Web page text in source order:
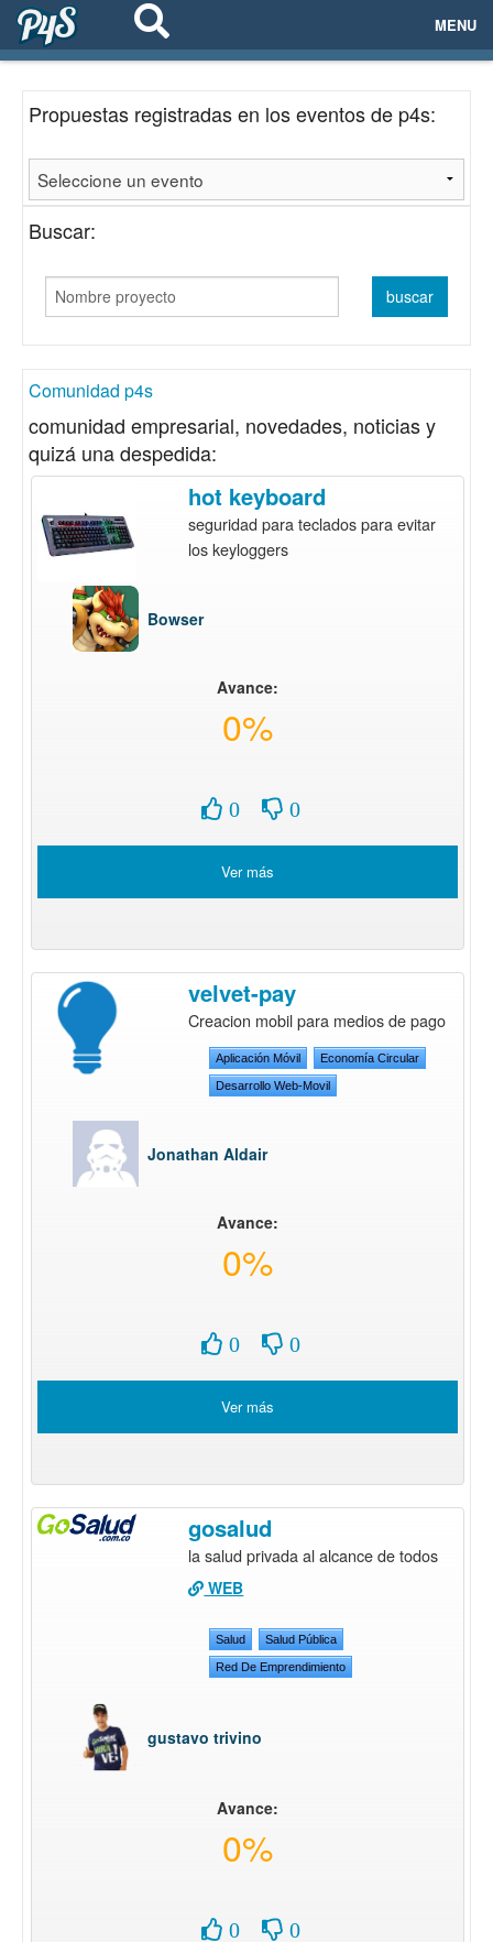
MENU
EVENTOS
EMPRESAS
PROYECTOS
NETWORKING
Propuestas registradas en los eventos de p4s:
Buscar:
Comunidad p4s
comunidad empresarial, novedades, noticias y
quizá una despedida:
hot keyboard
seguridad para teclados para evitar
los keyloggers
Bowser
Avance:
0%
0 0
Ver más
velvet-pay
Creacion mobil para medios de pago
Aplicación Móvil Economía Circular
Desarrollo Web-Movil
Jonathan Aldair
Avance:
0%
0 0
Ver más
gosalud
la salud privada al alcance de todos
WEB
Salud Salud Pública
Red De Emprendimiento
gustavo trivino
Avance:
0%
0 0